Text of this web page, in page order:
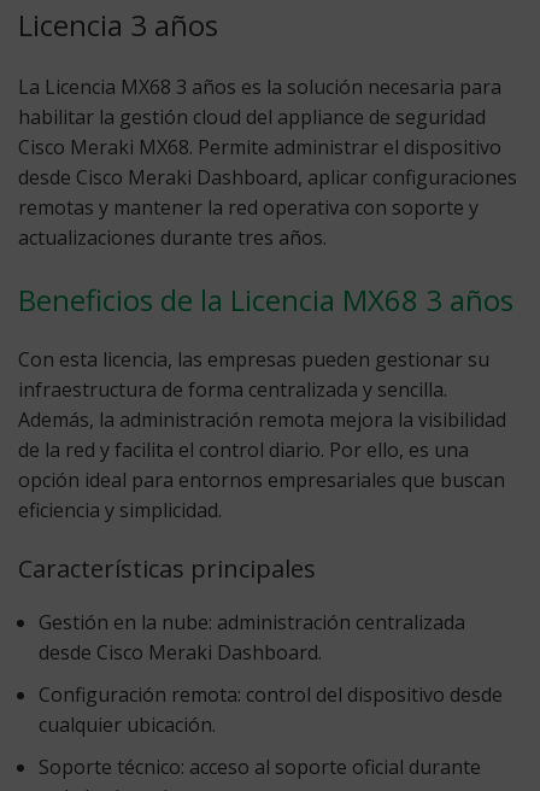
Licencia 3 años
La Licencia MX68 3 años es la solución necesaria para
habilitar la gestión cloud del appliance de seguridad
Cisco Meraki MX68. Permite administrar el dispositivo
desde Cisco Meraki Dashboard, aplicar configuraciones
remotas y mantener la red operativa con soporte y
actualizaciones durante tres años.
Beneficios de la Licencia MX68 3 años
Con esta licencia, las empresas pueden gestionar su
infraestructura de forma centralizada y sencilla.
Además, la administración remota mejora la visibilidad
de la red y facilita el control diario. Por ello, es una
opción ideal para entornos empresariales que buscan
eficiencia y simplicidad.
Características principales
Gestión en la nube: administración centralizada
desde Cisco Meraki Dashboard.
Configuración remota: control del dispositivo desde
cualquier ubicación.
Soporte técnico: acceso al soporte oficial durante